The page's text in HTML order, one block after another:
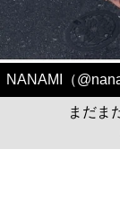
NANAMI（
まだま